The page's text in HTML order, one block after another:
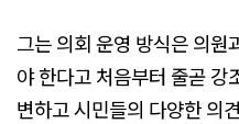
그는 의회 운영 방식은 의원
야 한다고 처음부터 줄곧 강
변하고 시민들의 다양한 의